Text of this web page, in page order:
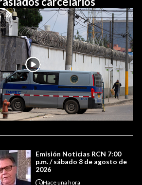
Emisión Noticias RCN 7:00
p.m. / sábado 8 de agosto de
2026
Haceuna hora